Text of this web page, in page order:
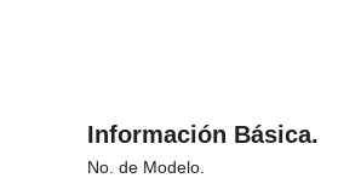
Información Básica.
No. de Modelo.